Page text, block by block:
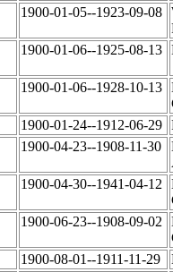
1900-01-05--1923-09-08
1900-01-06--1925-08-13
1900-01-06--1928-10-13
1900-01-24--1912-06-29
1900-04-23--1908-11-30
1900-04-30--1941-04-12
1900-06-23--1908-09-02
1900-08-01--1911-11-29